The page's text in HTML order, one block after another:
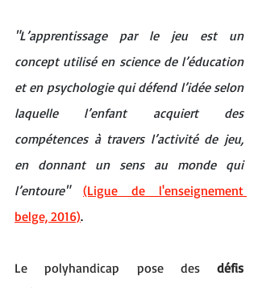
"L’apprentissage par le jeu est un
concept utilisé en science de l’éducation
et en psychologie qui défend l’idée selon
laquelle l’enfant acquiert des
compétences à travers l’activité de jeu,
en donnant un sens au monde qui
l’entoure" (Ligue de l'enseignement
belge, 2016).
Le polyhandicap pose des défis